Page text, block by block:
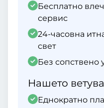
Бесплатно
сервис
24-часовна
свет
Без сопствено
Нашето
Еднократно